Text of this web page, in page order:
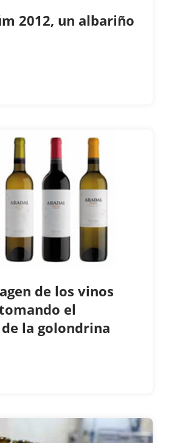
2012, un albariño
de los vinos
el
la golondrina